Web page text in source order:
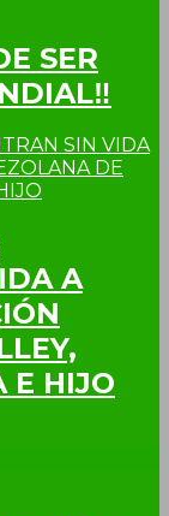
SER
A
E HIJO